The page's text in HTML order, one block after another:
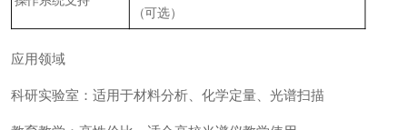
（可选）
应用领域
科研实验室：适用于材料分析、化学定量、光谱扫描